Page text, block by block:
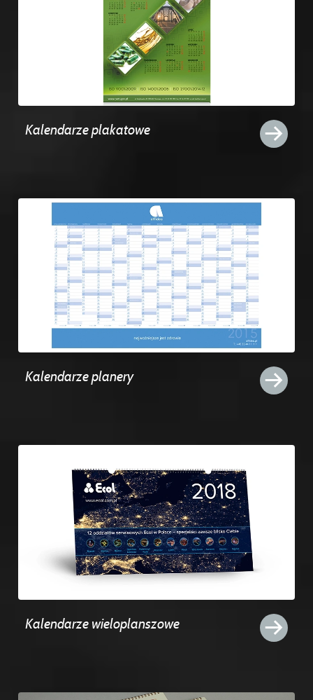
Kalendarze plakatowe
Kalendarze planery
Kalendarze wieloplanszowe